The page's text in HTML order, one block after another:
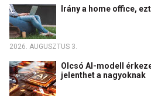
Irány a home office,
2026. AUGUSZTUS 3.
Olcsó AI-modell
jelenthet a nagyoknak